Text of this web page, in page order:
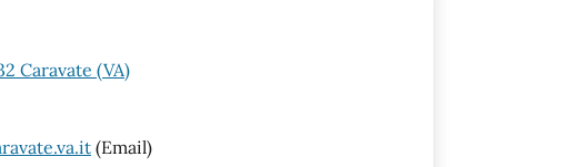
Caravate (VA)
(Email)